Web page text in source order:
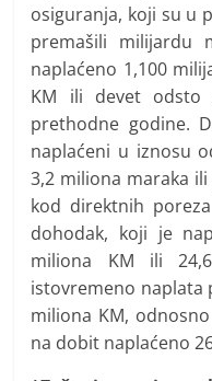
osiguranja, koji su u
premašili milijardu
naplaćeno 1,100
KM ili devet odsto
prethodne godine.
naplaćeni u iznosu
3,2 miliona maraka
kod direktnih
dohodak, koji je
miliona KM ili
istovremeno naplata
miliona KM,
na dobit naplaćeno